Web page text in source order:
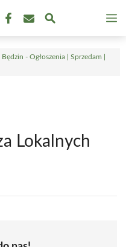
Będzin - Ogłoszenia | Sprzedam |
Lokalnych